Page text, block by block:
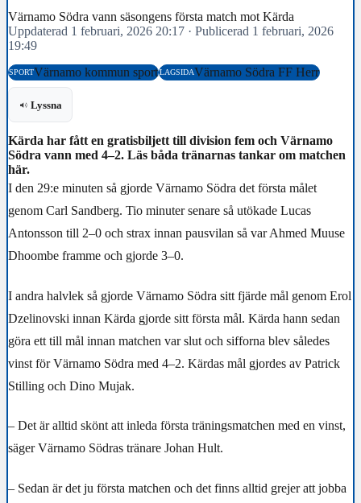
Värnamo Södra vann säsongens första match mot Kärda
Uppdaterad 1 februari, 2026 20:17 · Publicerad 1 februari, 2026
19:49
SPORTVärnamo kommun sportLAGSIDAVärnamo Södra FF Herr
Lyssna
Kärda har fått en gratisbiljett till division fem och Värnamo
Södra vann med 4–2. Läs båda tränarnas tankar om matchen
här.
I den 29:e minuten så gjorde Värnamo Södra det första målet
genom Carl Sandberg. Tio minuter senare så utökade Lucas
Antonsson till 2–0 och strax innan pausvilan så var Ahmed Muuse
Dhoombe framme och gjorde 3–0.
I andra halvlek så gjorde Värnamo Södra sitt fjärde mål genom Erol
Dzelinovski innan Kärda gjorde sitt första mål. Kärda hann sedan
göra ett till mål innan matchen var slut och sifforna blev således
vinst för Värnamo Södra med 4–2. Kärdas mål gjordes av Patrick
Stilling och Dino Mujak.
– Det är alltid skönt att inleda första träningsmatchen med en vinst,
säger Värnamo Södras tränare Johan Hult.
– Sedan är det ju första matchen och det finns alltid grejer att jobba